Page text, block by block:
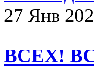
27 Янв
ВСЕХ!